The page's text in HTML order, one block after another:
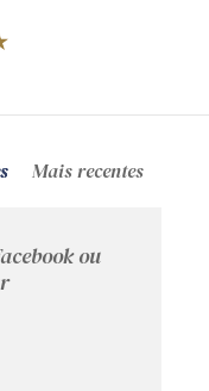
Mais recentes
ou